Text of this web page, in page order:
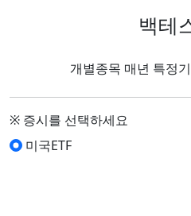
백테
개별종목 매년 특정
※ 증시를 선택하세요
미국ETF